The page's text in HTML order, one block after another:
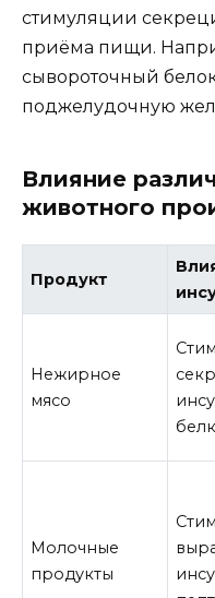
стимуляции
приёма пищи.
сывороточный
поджелудочную
Влияние
животного
Продукт
Нежирное
мясо
Молочные
продукты